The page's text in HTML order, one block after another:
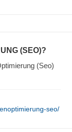
(SEO)?
(Seo)
seo/